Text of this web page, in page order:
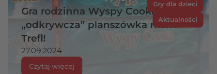
Gra rodzinna Wyspy Cooka –
„odkrywcza” planszówka marki
Trefl!
27.09.2024
Czytaj więcej
Gry dla dzieci
Aktualności